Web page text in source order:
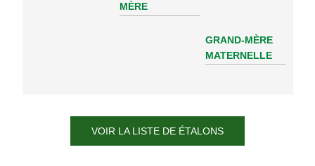
MÈRE
GRAND-MÈRE
MATERNELLE
VOIR LA LISTE DE ÉTALONS